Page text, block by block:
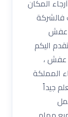
المكان
فالشركة
عفش
تقدم اليكم
عفش ،
المملكة
جيداً